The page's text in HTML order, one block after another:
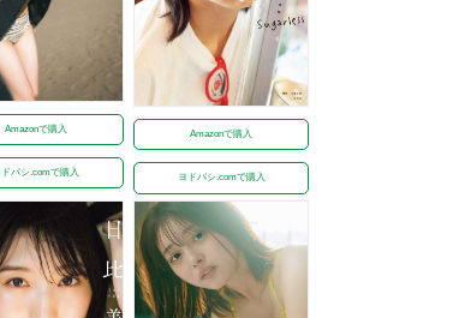
Amazonで購入
ドバシ.comで購入
Amazonで購入
ヨドバシ.comで購入